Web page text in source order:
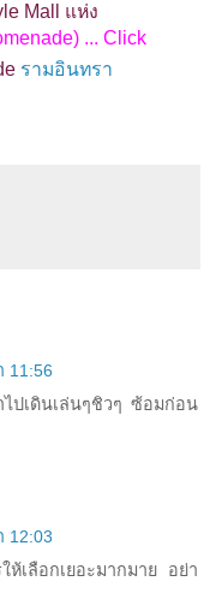
Mall แห่ง
... Click
รามอินทรา
11:56
ปเดินเล่นๆชิวๆ ซ้อมก่อน
12:03
เลือกเยอะมากมาย อย่า